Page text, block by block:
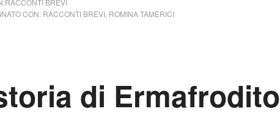
RACCONTI BREVI
CON: RACCONTI BREVI ROMINA TAMERICI
di Ermafrodito